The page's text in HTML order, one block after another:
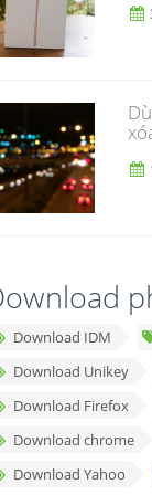
Download IDM
Download Unikey
Download Firefox
Download chrome
Download Yahoo